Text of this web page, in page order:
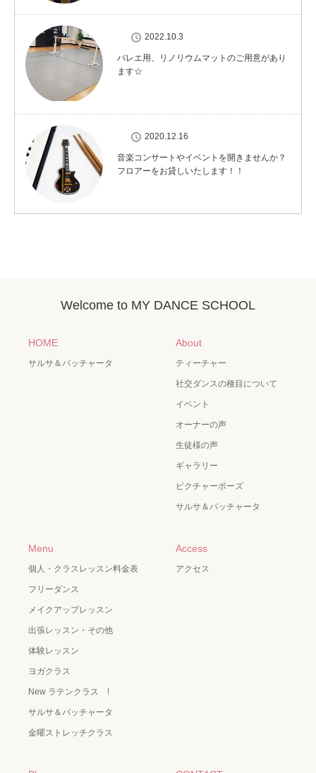
2022.10.3
バレエ用、リノリウムマットのご用意があり
ます☆
2020.12.16
音楽コンサートやイベントを開きませんか？
フロアーをお貸しいたします！！
Welcome to MY DANCE SCHOOL
HOME
サルサ＆バッチャータ
About
ティーチャー
社交ダンスの種目について
イベント
オーナーの声
生徒様の声
ギャラリー
ピクチャーポーズ
サルサ＆バッチャータ
Menu
個人・クラスレッスン料金表
フリーダンス
メイクアップレッスン
出張レッスン・その他
体験レッスン
ヨガクラス
New ラテンクラス !
サルサ＆バッチャータ
金曜ストレッチクラス
Access
アクセス